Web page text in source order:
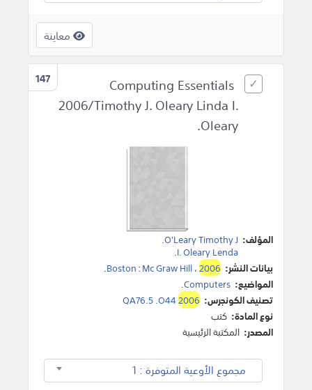
معاينة
147
Computing Essentials
2006/Timothy J. Oleary Linda I.
Oleary.
المؤلف: O'Leary Timothy J
.
I. Oleary Lenda
.
بيانات النشر:
Boston:Mc Graw Hill،2006
.
المواضيع: Computers
.
تصنيف الكونجرس:
QA76.5 .O442006
نوع المادة: كتب
المصدر: المكتبة الرئيسية
مجموع الأوعية المتوفرة : 1